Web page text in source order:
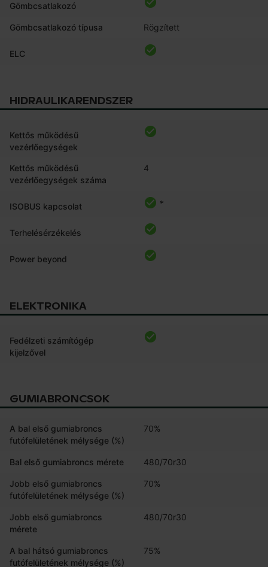
Gömbcsatlakozó
Gömbcsatlakozó típusa Rögzített
ELC
HIDRAULIKARENDSZER
Kettős működésű
vezérlőegységek
Kettős működésű
vezérlőegységek száma
4
ISOBUS kapcsolat *
Terhelésérzékelés
Power beyond
ELEKTRONIKA
Fedélzeti számítógép
kijelzővel
GUMIABRONCSOK
A bal első gumiabroncs
futófelületének mélysége (%)
70%
Bal első gumiabroncs mérete 480/70r30
Jobb első gumiabroncs
futófelületének mélysége (%)
70%
Jobb első gumiabroncs
mérete
480/70r30
A bal hátsó gumiabroncs
futófelületének mélysége (%)
75%